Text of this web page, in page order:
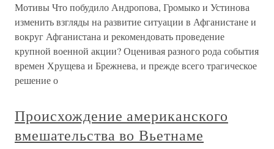
Мотивы Что побудило Андропова, Громыко и Устинова
изменить взгляды на развитие ситуации в Афганистане и
вокруг Афганистана и рекомендовать проведение
крупной военной акции? Оценивая разного рода события
времен Хрущева и Брежнева, и прежде всего трагическое
решение о
Происхождение американского
вмешательства во Вьетнаме